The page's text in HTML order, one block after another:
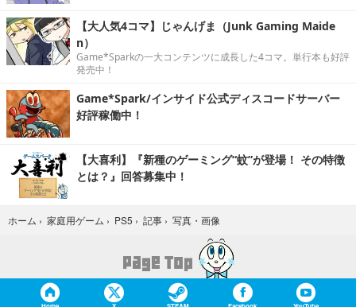
【大人気4コマ】じゃんげま（Junk Gaming Maide
n）
Game*Sparkの一大コンテンツに成長した4コマ。単行本も好評
発売中！
Game*Spark/インサイド公式ディスコードサーバー
好評稼働中！
【大喜利】『新種のゲーミング“蚊”が登場！ その特徴
とは？』回答募集中！
ホーム › 家庭用ゲーム › PS5 › 記事 › 写真・画像